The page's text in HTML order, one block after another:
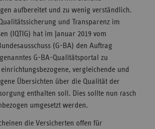
aufbereitet und zu wenig verständlich.
und Transparenz im
(IQTIG) hat im Januar 2019 vom
(G-BA) den Auftrag
G-BA-Qualitätsportal zu
vergleichende und
Übersichten über die Qualität der
enthalten soll. Dies sollte nun rasch
umgesetzt werden.
die Versicherten offen für